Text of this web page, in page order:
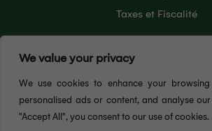
We value your privacy
We use cookies to enhance your browsing
personalised ads or content, and analyse
"Accept All", you consent to our use of cookies.
Taxes et Fiscalité
possible, ce site Web utilise des cookies. En
continuant à naviguer sur ce site, vous acceptez
notre utilisation des cookies. Pour en savoir plus sur